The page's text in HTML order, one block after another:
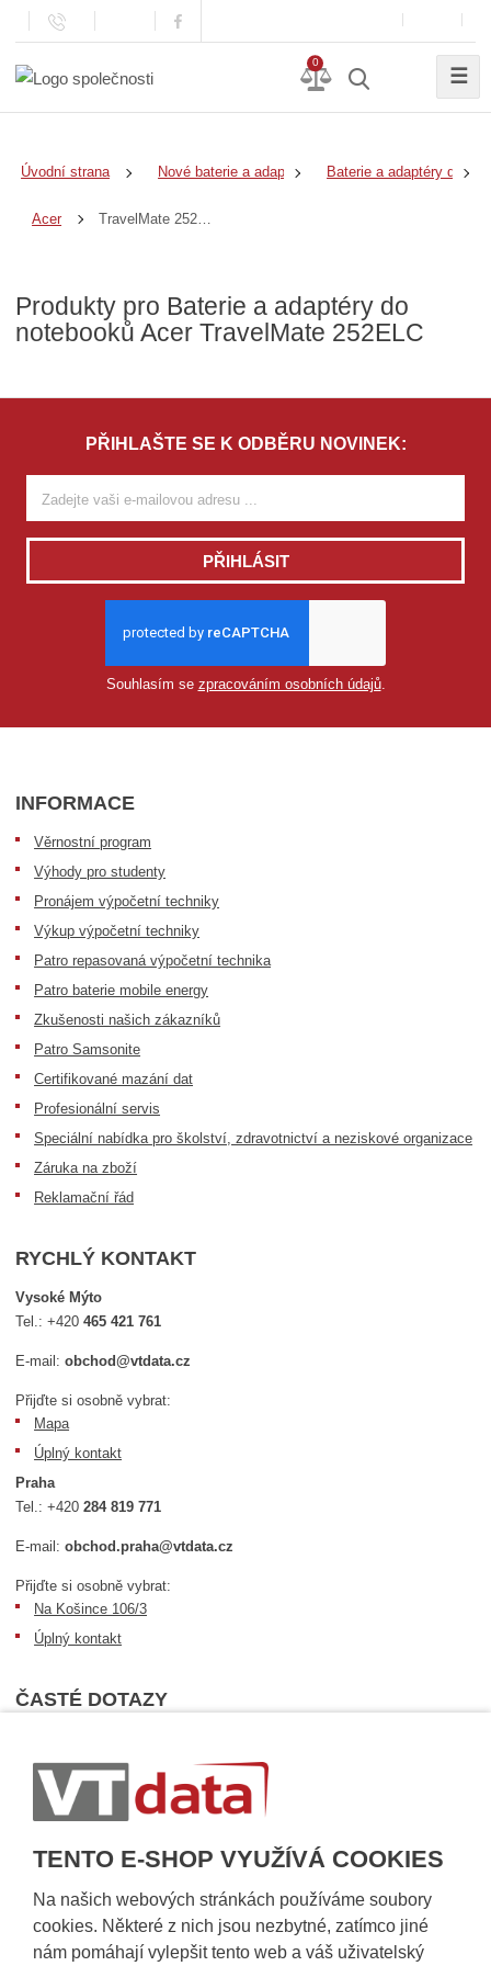
TENTO E-SHOP VYUŽÍVÁ COOKIES
Na našich webových stránkách používáme soubory
cookies. Některé z nich jsou nezbytné, zatímco jiné
nám pomáhají vylepšit tento web a váš uživatelský
0
☰
Úvodní strana Nové baterie a adaptéry Baterie a adaptéry do
Acer
Produkty pro Baterie a adaptéry do
notebooků Acer TravelMate 252ELC
PŘIHLAŠTE SE K ODBĚRU NOVINEK:
PŘIHLÁSIT
Souhlasím se zpracováním osobních údajů.
INFORMACE
Věrnostní program
Výhody pro studenty
Pronájem výpočetní techniky
Výkup výpočetní techniky
Patro repasovaná výpočetní technika
Patro baterie mobile energy
Zkušenosti našich zákazníků
Patro Samsonite
Certifikované mazání dat
Profesionální servis
Speciální nabídka pro školství, zdravotnictví a neziskové organizace
Záruka na zboží
Reklamační řád
RYCHLÝ KONTAKT
Vysoké Mýto
Tel.:+420465 421 761
E-mail:obchod@vtdata.cz
Přijďte si osobně vybrat:
Mapa
Úplný kontakt
Praha
Tel.:+420284 819 771
E-mail:obchod.praha@vtdata.cz
Přijďte si osobně vybrat:
Na Košince 106/3
Úplný kontakt
ČASTÉ DOTAZY
Dopravní podmínky
Sledování zásilek
Informace k dostupnosti zboží